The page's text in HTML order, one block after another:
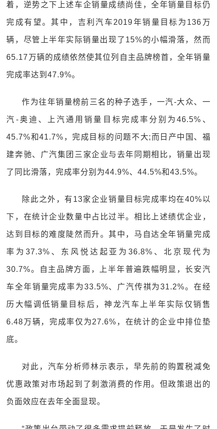
着，逆势之下上述车企销量成绩尚佳，全年销量目标仍
完成有望。其中，吉利汽车2019年销量目标为136万
辆，尽管上半年实际销量出现了15%的小幅滑落，然而
65.17万辆的成绩依然使其位列自主品牌榜首，全年销量
完成率达到47.9%。
作为往年销量榜前三名的种子选手，一汽-大众、一
汽-奥迪、上汽通用销量目标完成率分别为46.5%、
45.7%和41.7%，完成目标的问题不大;而日产中国、福
建奔驰、广汽集团三家企业与去年同期相比，销量出现
了同比滑落，完成率分别为44.9%、44.5%和43.5%。
除此之外，有13家企业销量目标完成率均在40%以
下，在统计企业数量中占比过半。相比上述绩优企业，
达到目标的难度陡然而升。其中，马自达全年销量完成
率为37.3%、东风悦达起亚为36.8%、北京现代为
30.7%。自主品牌方面，上半年普遍跌幅明显，长安汽
车全年销量完成率为33.5%、广汽传祺为31.2%。在经
历大幅调低销量目标后，神龙汽车上半年实际仅销售
6.48万辆，完成率仅为27.6%，在统计的企业中排位垫
底。
对此，汽车分析师林示表示，早先前的购置税减免
优惠政策对市场起到了刺激消费的作用。但政策退出的
负面效应在去年全面显现。